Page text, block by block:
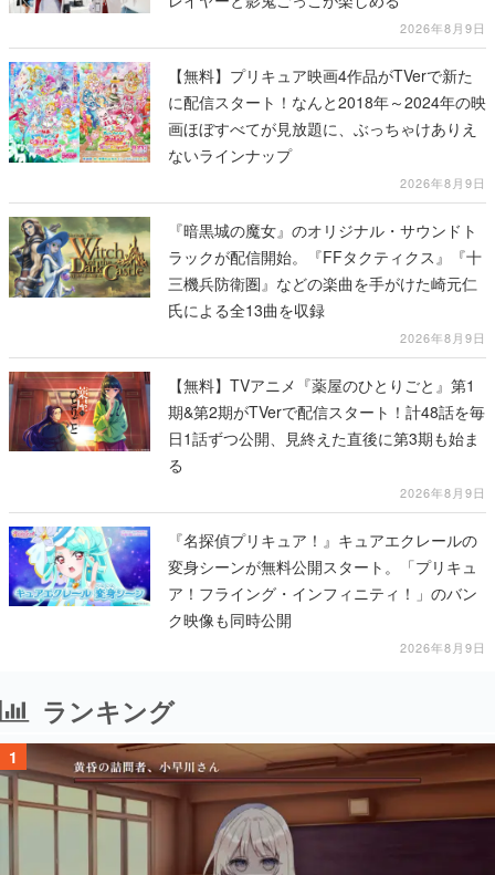
2026年8月9日
【無料】プリキュア映画4作品がTVerで新た
に配信スタート！なんと2018年～2024年の映
画ほぼすべてが見放題に、ぶっちゃけありえ
ないラインナップ
2026年8月9日
『暗黒城の魔女』のオリジナル・サウンドト
ラックが配信開始。『FFタクティクス』『十
三機兵防衛圏』などの楽曲を手がけた崎元仁
氏による全13曲を収録
2026年8月9日
【無料】TVアニメ『薬屋のひとりごと』第1
期&第2期がTVerで配信スタート！計48話を毎
日1話ずつ公開、見終えた直後に第3期も始ま
る
2026年8月9日
『名探偵プリキュア！』キュアエクレールの
変身シーンが無料公開スタート。「プリキュ
ア！フライング・インフィニティ！」のバン
ク映像も同時公開
2026年8月9日
ランキング
1